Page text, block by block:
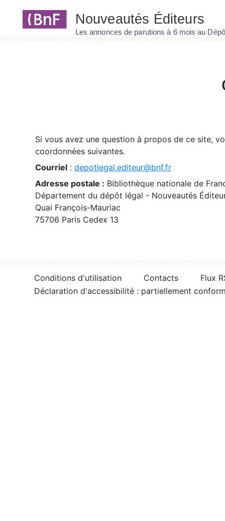
Si vous avez une question à propos de ce site,
coordonnées suivantes.
Courriel : depotlegal.editeur@bnf.fr
Adresse postale : Bibliothèque nationale de
Département du dépôt légal - Nouveautés
Quai François-Mauriac
75706 Paris Cedex 13
Conditions d'utilisation Contacts
Flux
Déclaration d'accessibilité : partiellement